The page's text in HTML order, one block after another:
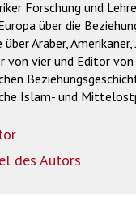
Forschung und
über die
Araber, Amerikaner,
von vier und Editor von
Islam- und
des Autors